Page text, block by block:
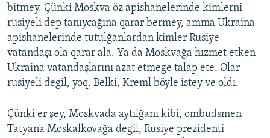
bitmey. Çünki Moskva öz apishanelerinde kimlerni
rusiyeli dep tanıycağına qarar bermey, amma Ukraina
apishanelerinde tutulğanlardan kimler Rusiye
vatandaşı ola qarar ala. Ya da Moskvağa hızmet etken
Ukraina vatandaşlarını azat etmege talap ete. Olar
rusiyeli degil, yoq. Belki, Kreml böyle istey ve oldı.
Çünki er şey, Moskvada aytılğanı kibi, ombudsmen
Tatyana Moskalkovağa degil, Rusiye prezidenti